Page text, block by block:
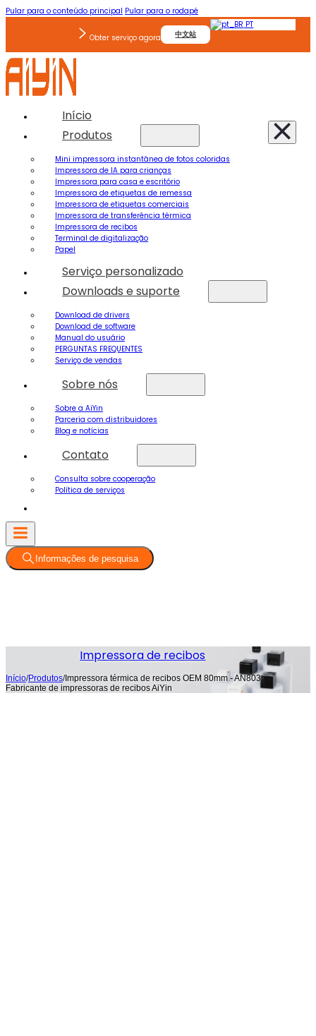
Pular para o conteúdo principal Pular para o rodapé
Obter serviço agora 中文站
PT
Início
Produtos
Mini impressora instantânea de fotos coloridas
Impressora de IA para crianças
Impressora para casa e escritório
Impressora de etiquetas de remessa
Impressora de etiquetas comerciais
Impressora de transferência térmica
Impressora de recibos
Terminal de digitalização
Papel
Serviço personalizado
Downloads e suporte
Download de drivers
Download de software
Manual do usuário
PERGUNTAS FREQUENTES
Serviço de vendas
Sobre nós
Sobre a AiYin
Parceria com distribuidores
Blog e notícias
Contato
Consulta sobre cooperação
Política de serviços
Informações de pesquisa
Impressora de recibos
Início/Produtos/Impressora térmica de recibos OEM 80mm - AN803,
Fabricante de impressoras de recibos AiYin